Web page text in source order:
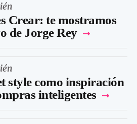
Crear: te mostramos
de Jorge Rey
style como inspiración
inteligentes